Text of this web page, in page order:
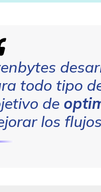
todo tipo
de
los